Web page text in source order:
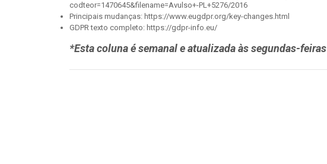
codteor=1470645&filename=Avulso+-PL+5276/2016
Principais mudanças: https://www.eugdpr.org/key-changes.html
GDPR texto completo: https://gdpr-info.eu/
*Esta coluna é semanal e atualizada às segundas-feiras